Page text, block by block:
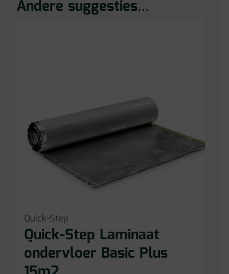
Andere suggesties…
Quick-Step
Quick-Step Laminaat
ondervloer Basic Plus